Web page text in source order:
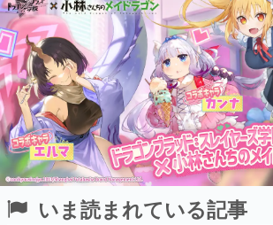
ピックアップ
電ファミのいま読まれている記事ランキング
アプリセール情報
インタビュー
連載・特集一覧
殿堂入り記事
SNS拡散数が数千以上！ ページビュ
いま読まれている記事